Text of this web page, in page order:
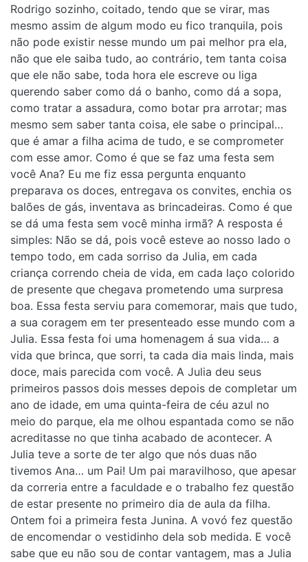
Rodrigo sozinho, coitado, tendo que se virar, mas
mesmo assim de algum modo eu fico tranquila, pois
não pode existir nesse mundo um pai melhor pra ela,
não que ele saiba tudo, ao contrário, tem tanta coisa
que ele não sabe, toda hora ele escreve ou liga
querendo saber como dá o banho, como dá a sopa,
como tratar a assadura, como botar pra arrotar; mas
mesmo sem saber tanta coisa, ele sabe o principal…
que é amar a filha acima de tudo, e se comprometer
com esse amor. Como é que se faz uma festa sem
você Ana? Eu me fiz essa pergunta enquanto
preparava os doces, entregava os convites, enchia os
balões de gás, inventava as brincadeiras. Como é que
se dá uma festa sem você minha irmã? A resposta é
simples: Não se dá, pois você esteve ao nosso lado o
tempo todo, em cada sorriso da Julia, em cada
criança correndo cheia de vida, em cada laço colorido
de presente que chegava prometendo uma surpresa
boa. Essa festa serviu para comemorar, mais que tudo,
a sua coragem em ter presenteado esse mundo com a
Julia. Essa festa foi uma homenagem á sua vida… a
vida que brinca, que sorri, ta cada dia mais linda, mais
doce, mais parecida com você. A Julia deu seus
primeiros passos dois messes depois de completar um
ano de idade, em uma quinta-feira de céu azul no
meio do parque, ela me olhou espantada como se não
acreditasse no que tinha acabado de acontecer. A
Julia teve a sorte de ter algo que nós duas não
tivemos Ana… um Pai! Um pai maravilhoso, que apesar
da correria entre a faculdade e o trabalho fez questão
de estar presente no primeiro dia de aula da filha.
Ontem foi a primeira festa Junina. A vovó fez questão
de encomendar o vestidinho dela sob medida. E você
sabe que eu não sou de contar vantagem, mas a Julia